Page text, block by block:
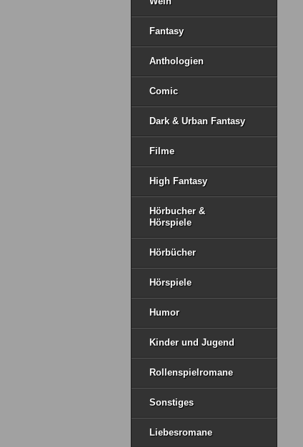
Fantasy
Anthologien
Comic
Dark & Urban Fantasy
Filme
High Fantasy
Hörbucher &
Hörspiele
Hörbücher
Hörspiele
Humor
Kinder und Jugend
Rollenspielromane
Sonstiges
Liebesromane